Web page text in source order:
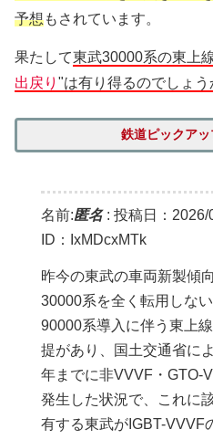
予想もされています。
果たして東武30000系の東上
出戻り "は有り得るのでしょう
鉄道ピックア
名前:匿名: 投稿日：2026/
ID：IxMDcxMTk
昨今の東武の車両新製傾
30000系を全く転用しな
90000系導入に伴う東上
提があり、国土交通省に
年までに非VVVF・GTO-
発生した状況で、これに
有する東武がIGBT-VVVF